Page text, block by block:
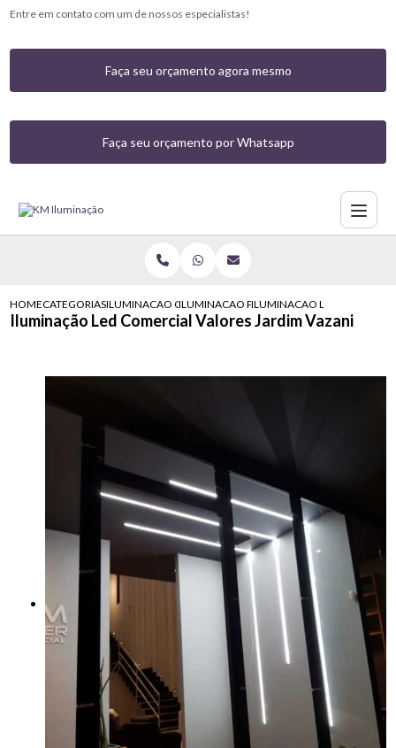
Entre em contato com um de nossos especialistas!
Faça seu orçamento agora mesmo
Faça seu orçamento por Whatsapp
HOMECATEGORIASILUMINACAO COMERCIALILUMINACAO PARA AMBIENTE COMERCIAL
ILUMINACAO LED
Iluminação Led Comercial Valores Jardim Vazani